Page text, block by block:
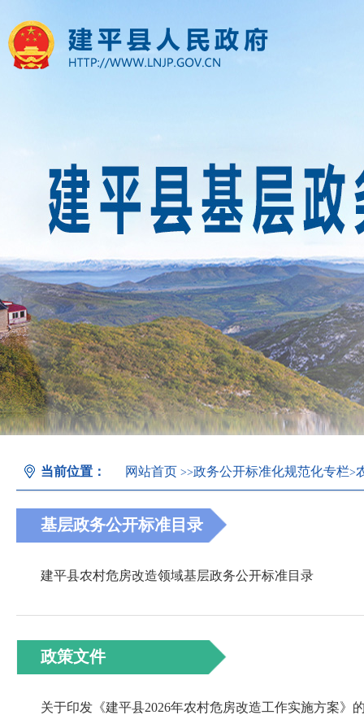
当前位置： 网站首页 >>政务公开标准化规范化专栏>
基层政务公开标准目录
建平县农村危房改造领域基层政务公开标准目录
政策文件
关于印发《建平县2026年农村危房改造工作实施方案》